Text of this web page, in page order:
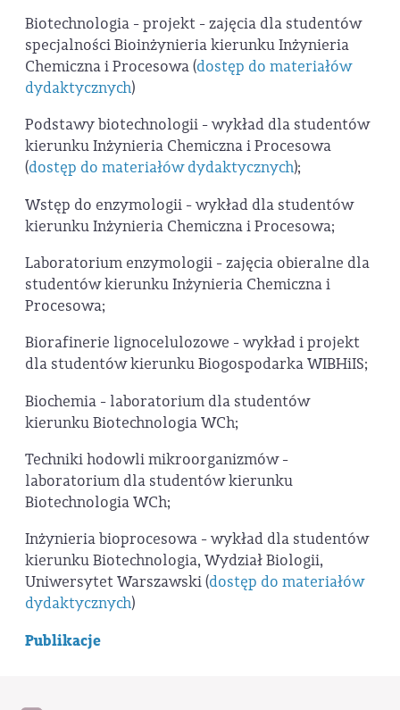
Biotechnologia - projekt - zajęcia dla studentów
specjalności Bioinżynieria kierunku Inżynieria
Chemiczna i Procesowa (dostęp do materiałów
dydaktycznych)
Podstawy biotechnologii - wykład dla studentów
kierunku Inżynieria Chemiczna i Procesowa
(dostęp do materiałów dydaktycznych);
Wstęp do enzymologii - wykład dla studentów
kierunku Inżynieria Chemiczna i Procesowa;
Laboratorium enzymologii - zajęcia obieralne dla
studentów kierunku Inżynieria Chemiczna i
Procesowa;
Biorafinerie lignocelulozowe - wykład i projekt
dla studentów kierunku Biogospodarka WIBHiIS;
Biochemia - laboratorium dla studentów
kierunku Biotechnologia WCh;
Techniki hodowli mikroorganizmów -
laboratorium dla studentów kierunku
Biotechnologia WCh;
Inżynieria bioprocesowa - wykład dla studentów
kierunku Biotechnologia, Wydział Biologii,
Uniwersytet Warszawski (dostęp do materiałów
dydaktycznych)
Publikacje